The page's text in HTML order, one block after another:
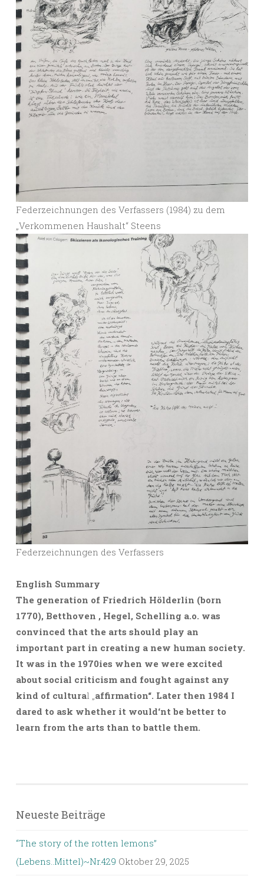
Federzeichnungen des Verfassers (1984) zu dem
„Verkommenen Haushalt“ Steens
Federzeichnungen des Verfassers
English Summary
The generation of Friedrich Hölderlin (born
1770), Betthoven , Hegel, Schelling a.o. was
convinced that the arts should play an
important part in creating a new human society.
It was in the 1970ies when we were excited
about social criticism and fought against any
kind of cultural „ affirmation“. Later then 1984 I
dared to ask whether it would‘nt be better to
learn from the arts than to battle them.
Neueste Beiträge
“The story of the rotten lemons”
(Lebens..Mittel)~Nr.429 Oktober 29, 2025